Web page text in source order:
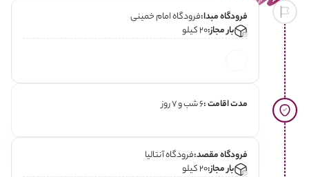
فرودگاه مبدا:فرودگاه امام خمینی
بار مجاز:20 کیلو
مدت اقامت :6 شب و 7 روز
فرودگاه مقصد:فرودگاه آنتالیا
بار مجاز:20 کیلو